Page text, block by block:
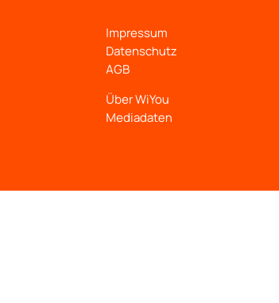
Impressum
Datenschutz
AGB
Über WiYou
Mediadaten